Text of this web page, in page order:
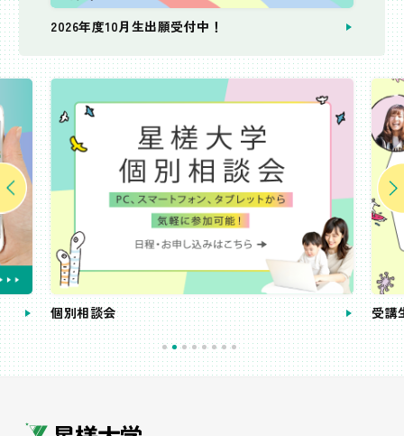
2026年度10月生出願受付中！
個別相談会 受講